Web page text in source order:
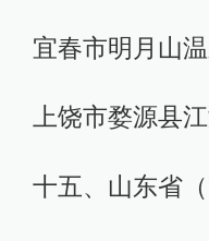
宜春市明月山
上饶市婺源县
十五、山东省（